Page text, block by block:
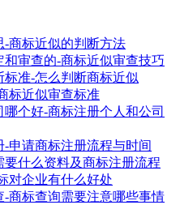
商标近似的判断方法
审查的-商标近似审查技巧
标准-怎么判断商标近似
标近似审查标准
个好-商标注册个人和公司
申请商标注册流程与时间
什么资料及商标注册流程
对企业有什么好处
商标查询需要注意哪些事情